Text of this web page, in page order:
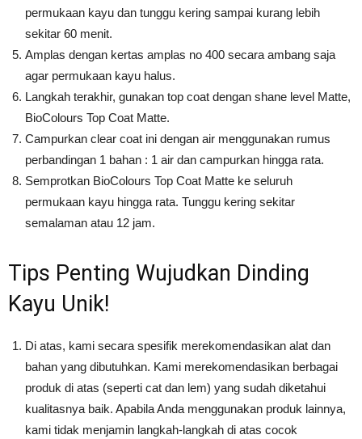
permukaan kayu dan tunggu kering sampai kurang lebih
sekitar 60 menit.
Amplas dengan kertas amplas no 400 secara ambang saja
agar permukaan kayu halus.
Langkah terakhir, gunakan top coat dengan shane level Matte,
BioColours Top Coat Matte.
Campurkan clear coat ini dengan air menggunakan rumus
perbandingan 1 bahan : 1 air dan campurkan hingga rata.
Semprotkan BioColours Top Coat Matte ke seluruh
permukaan kayu hingga rata. Tunggu kering sekitar
semalaman atau 12 jam.
Tips Penting Wujudkan Dinding
Kayu Unik!
Di atas, kami secara spesifik merekomendasikan alat dan
bahan yang dibutuhkan. Kami merekomendasikan berbagai
produk di atas (seperti cat dan lem) yang sudah diketahui
kualitasnya baik. Apabila Anda menggunakan produk lainnya,
kami tidak menjamin langkah-langkah di atas cocok